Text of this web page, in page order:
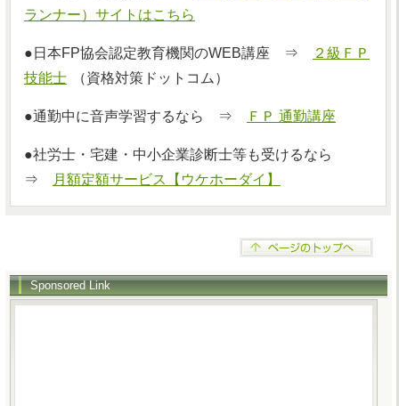
ランナー）サイトはこちら
●日本FP協会認定教育機関のWEB講座 ⇒
２級ＦＰ
技能士
（資格対策ドットコム）
●通勤中に音声学習するなら ⇒ ＦＰ 通勤講座
●社労士・宅建・中小企業診断士等も受けるなら
⇒
月額定額サービス【ウケホーダイ】
Sponsored Link